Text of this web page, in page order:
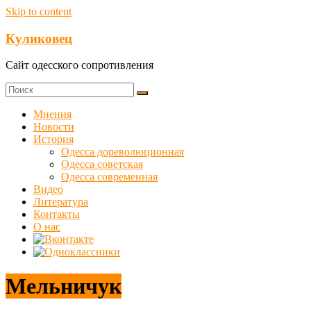
Skip to content
Куликовец
Сайт одесского сопротивления
Мнения
Новости
История
Одесса дореволюционная
Одесса советская
Одесса современная
Видео
Литература
Контакты
О нас
Мельничук